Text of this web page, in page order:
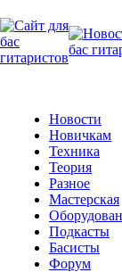
Новости
Новичкам
Техника
Теория
Разное
Мастерская
Подкасты
Басисты
Форум